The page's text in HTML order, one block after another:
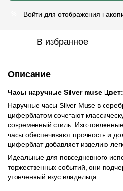
Войти для отображения
В избранное
Описание
Часы наручные Silver muse
Наручные часы Silver Muse в
циферблатом сочетают
современный стиль.
часы обеспечивают прочность и
циферблат добавляет изделию
Идеальные для повседневного
торжественных событий, они
утонченный вкус владельца